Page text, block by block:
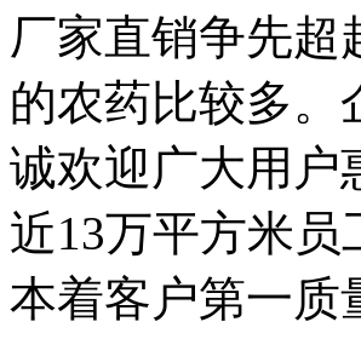
厂家直销争先超
的农药比较多。
诚欢迎广大用户
近13万平方米员
本着客户第一质